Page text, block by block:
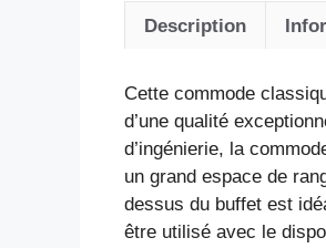
Description
Cette commode
d’une qualité
d’ingénierie, la
un grand espace de
dessus du buffet est
être utilisé avec le